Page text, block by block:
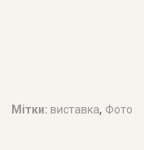
Мітки: виставка, Фото